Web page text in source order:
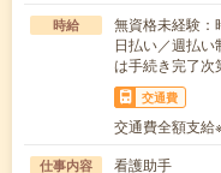
時給
無資格未経験
日払い／週払
は手続き完了次
交通費
交通費全額支給
仕事内容
看護助手